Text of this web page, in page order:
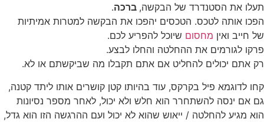
תעלו את הסטנדרד של הבקשה, ברכה.
הפכו אותה לטכס. הטכסים יהפכו את הבקשה למטרות אמיתיות
של חייב ואין מחסום שיוכל להפריע לכם.
פרקו לגורמים את ההחלטה והחלו לבצע.
רק אתם יכולים להחליט אם אתם תקבלו מה שביקשתם או לא.
קחו לדוגמא פיל בקרקס, עוד בהיותו קטן קושרים אותו ליתד קטנה,
גם אם ינסה להשתחרר הוא חלש ולא יכול, לאחר מספר נסיונות
הוא מגיע להחלטה / ייאוש שהוא לא יכול ועם ההרגשה הזו הוא גדל,